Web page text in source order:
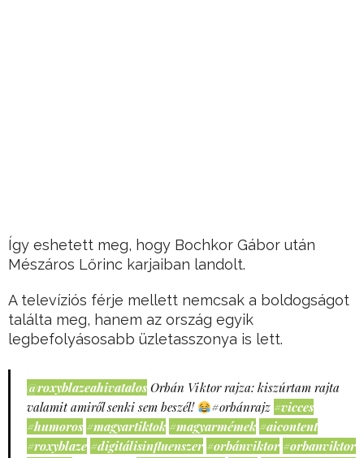
Így eshetett meg, hogy Bochkor Gábor után
Mészáros Lőrinc karjaiban landolt.
A televíziós férje mellett nemcsak a boldogságot
találta meg, hanem az ország egyik
legbefolyásosabb üzletasszonya is lett.
@roxyblazeahivatalos Orbán Viktor rajza: kiszúrtam rajta
valamit amiről senki sem beszél!
#orbánrajz #vicces
#humoros #magyartiktok #magyarmémek #aicontent
#roxyblaze #digitálisinfluenszer #orbánviktor #orbanviktor